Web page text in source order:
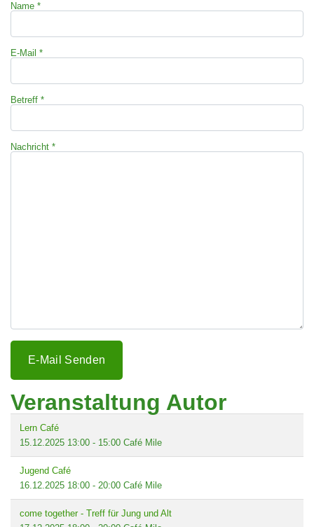
Name *
E-Mail *
Betreff *
Nachricht *
E-Mail Senden
Veranstaltung Autor
Lern Café
15.12.2025 13:00 - 15:00 Café Mile
Jugend Café
16.12.2025 18:00 - 20:00 Café Mile
come together - Treff für Jung und Alt